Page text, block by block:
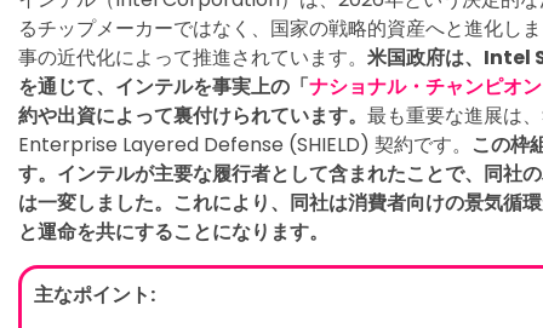
るチップメーカーではなく、国家の戦略的資産へと進化し
事の近代化によって推進されています。 米国政府は、Intel
を通じて、インテルを事実上の「ナショナル・チャンピオン
約や出資によって裏付けられています。 最も重要な進展は
Enterprise Layered Defense (SHIELD) 契約です。 この枠
す。インテルが主要な履行者として含まれたことで、同社
は一変しました。これにより、同社は消費者向けの景気循
と運命を共にすることになります。
主なポイント: